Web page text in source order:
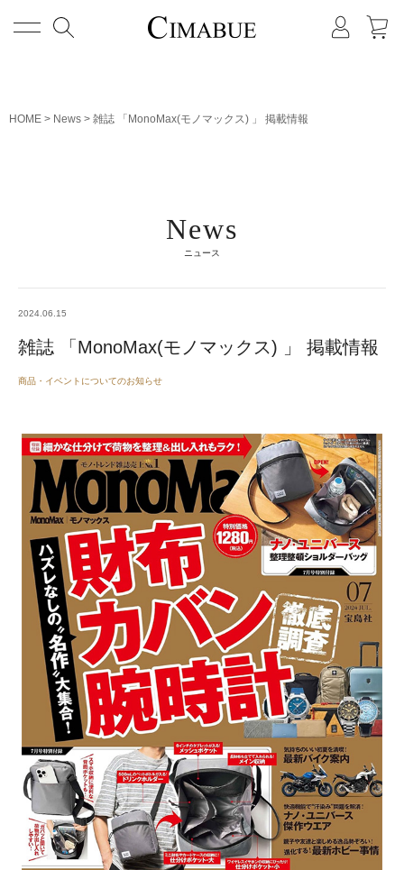
メニュー
HOME News 雑誌 「MonoMax(モノマックス) 」 掲載情報
News
ニュース
2024.06.15
雑誌 「MonoMax(モノマックス) 」 掲載情報
商品・イベントについてのお知らせ